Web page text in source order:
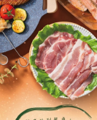
共同購買